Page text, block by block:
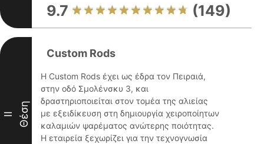
9.7 (149)
II Θέση
Custom Rods
Η Custom Rods έχει ως έδρα τον Πειραιά,
στην οδό Σμολένσκυ 3, και
δραστηριοποιείται στον τομέα της αλιείας
με εξειδίκευση στη δημιουργία χειροποίητων
καλαμιών ψαρέματος ανώτερης ποιότητας.
Η εταιρεία ξεχωρίζει για την τεχνογνωσία